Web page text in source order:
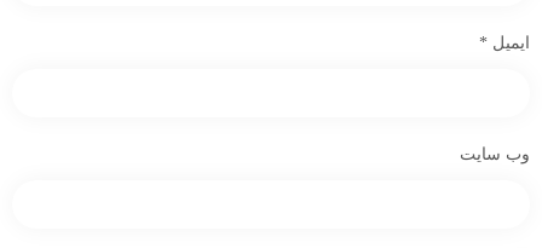
ایمیل *
وب‌ سایت